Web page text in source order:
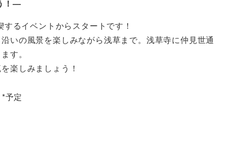
！―
るイベントからスタートです！
いの風景を楽しみながら浅草まで。浅草寺に仲見世通
す。
楽しみましょう！
予定